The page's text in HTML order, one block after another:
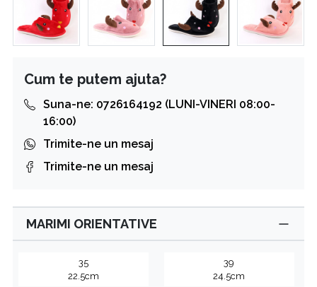
Cum te putem ajuta?
Suna-ne: 0726164192 (LUNI-VINERI 08:00-
16:00)
Trimite-ne un mesaj
Trimite-ne un mesaj
MARIMI ORIENTATIVE
35
22.5cm
39
24.5cm